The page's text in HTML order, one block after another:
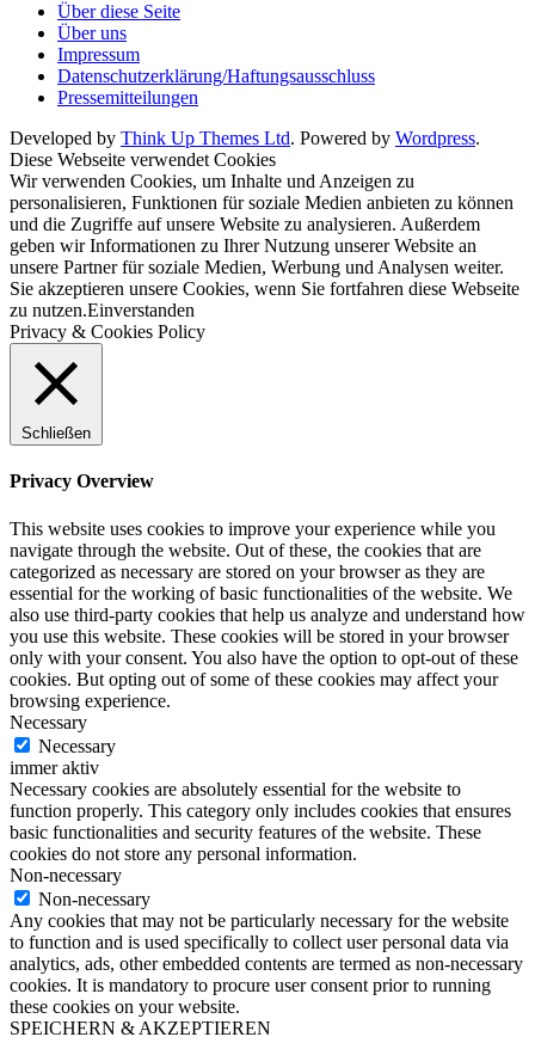
Über diese Seite
Über uns
Impressum
Datenschutzerklärung/Haftungsausschluss
Pressemitteilungen
Developed by Think Up Themes Ltd. Powered by Wordpress.
Diese Webseite verwendet Cookies
Wir verwenden Cookies, um Inhalte und Anzeigen zu
personalisieren, Funktionen für soziale Medien anbieten zu können
und die Zugriffe auf unsere Website zu analysieren. Außerdem
geben wir Informationen zu Ihrer Nutzung unserer Website an
unsere Partner für soziale Medien, Werbung und Analysen weiter.
Sie akzeptieren unsere Cookies, wenn Sie fortfahren diese Webseite
zu nutzen.Einverstanden
Privacy & Cookies Policy
Schließen
Privacy Overview
This website uses cookies to improve your experience while you
navigate through the website. Out of these, the cookies that are
categorized as necessary are stored on your browser as they are
essential for the working of basic functionalities of the website. We
also use third-party cookies that help us analyze and understand how
you use this website. These cookies will be stored in your browser
only with your consent. You also have the option to opt-out of these
cookies. But opting out of some of these cookies may affect your
browsing experience.
Necessary
Necessary
immer aktiv
Necessary cookies are absolutely essential for the website to
function properly. This category only includes cookies that ensures
basic functionalities and security features of the website. These
cookies do not store any personal information.
Non-necessary
Non-necessary
Any cookies that may not be particularly necessary for the website
to function and is used specifically to collect user personal data via
analytics, ads, other embedded contents are termed as non-necessary
cookies. It is mandatory to procure user consent prior to running
these cookies on your website.
SPEICHERN & AKZEPTIEREN